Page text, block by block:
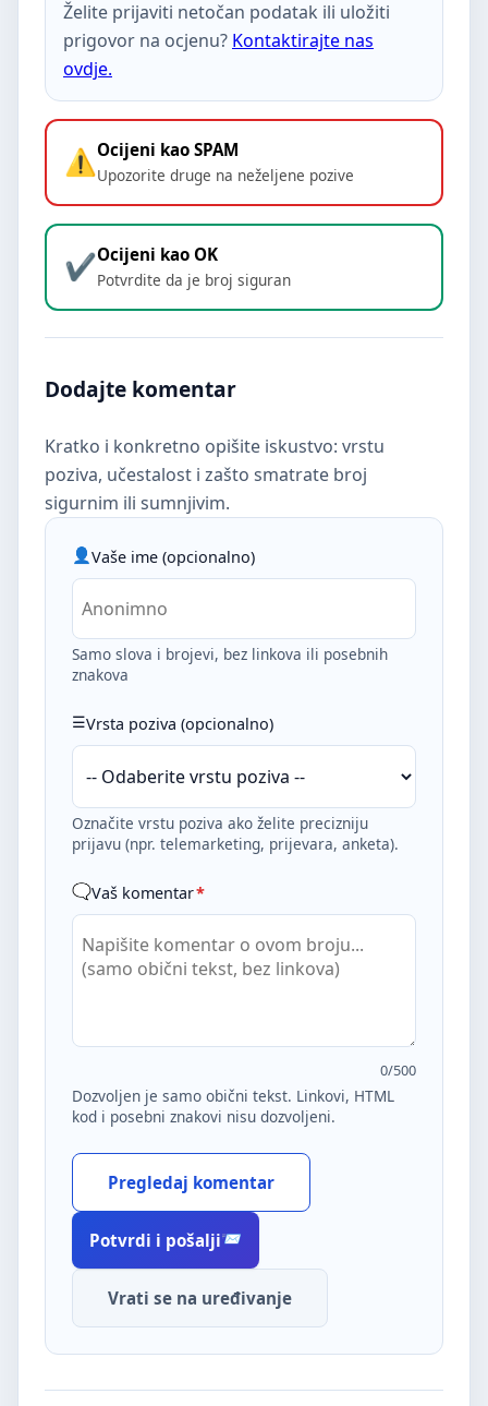
Želite prijaviti netočan podatak ili uložiti
prigovor na ocjenu? Kontaktirajte nas
ovdje.
Ocijeni kao SPAM
Upozorite druge na neželjene pozive
Ocijeni kao OK
Potvrdite da je broj siguran
Dodajte komentar
Kratko i konkretno opišite iskustvo: vrstu
poziva, učestalost i zašto smatrate broj
sigurnim ili sumnjivim.
Vaše ime (opcionalno)
Samo slova i brojevi, bez linkova ili posebnih
znakova
Vrsta poziva (opcionalno)
Označite vrstu poziva ako želite precizniju
prijavu (npr. telemarketing, prijevara, anketa).
Vaš komentar*
0/500
Dozvoljen je samo obični tekst. Linkovi, HTML
kod i posebni znakovi nisu dozvoljeni.
Pregledaj komentar
Potvrdi i pošalji
Vrati se na uređivanje